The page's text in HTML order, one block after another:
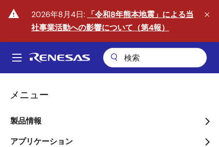
コ
ン
warning 2026年8月4日:
「令和8年熊本地震」による当
社事業活動への影響について（第4報）
Main
メニュー
製品情報
アプリケーション
フィジカルAIの時代へ